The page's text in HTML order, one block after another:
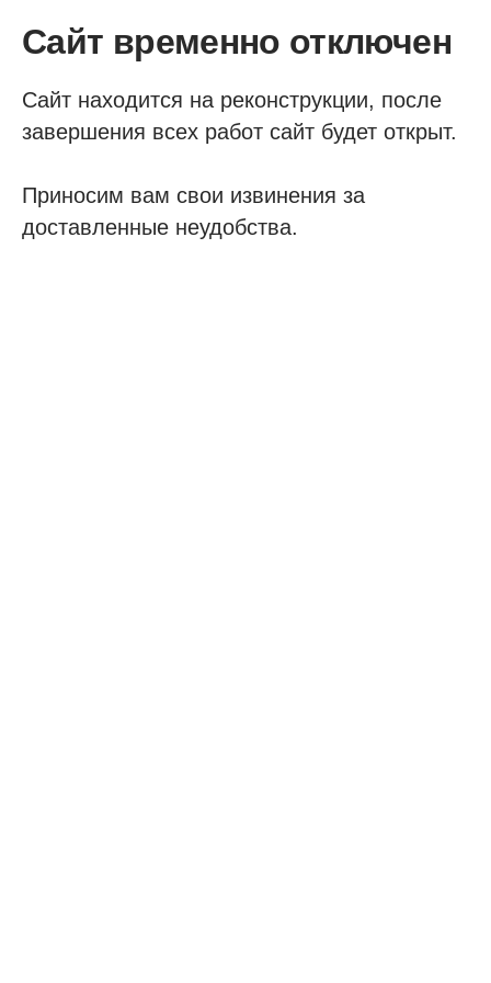
Сайт временно отключен
Сайт находится на реконструкции, после
завершения всех работ сайт будет открыт.
Приносим вам свои извинения за
доставленные неудобства.